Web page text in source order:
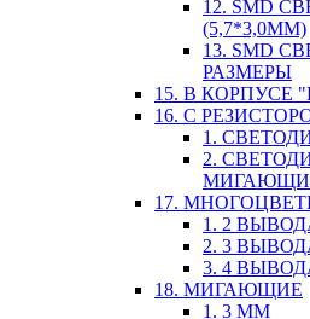
12. SMD
(5,7*3,0ММ)
13. SMD
РАЗМЕРЫ
15. В КОРПУСЕ
16. С
1.
2.
17.
1. 2
2. 3
3. 4
18. МИГАЮЩИЕ
1. 3 ММ